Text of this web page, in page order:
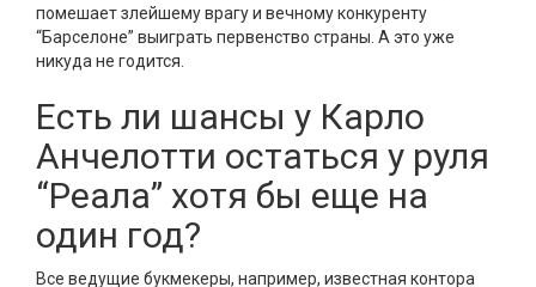
помешает злейшему врагу и вечному конкуренту
“Барселоне” выиграть первенство страны. А это уже
никуда не годится.
Есть ли шансы у Карло
Анчелотти остаться у руля
“Реала” хотя бы еще на
один год?
Все ведущие букмекеры, например, известная контора